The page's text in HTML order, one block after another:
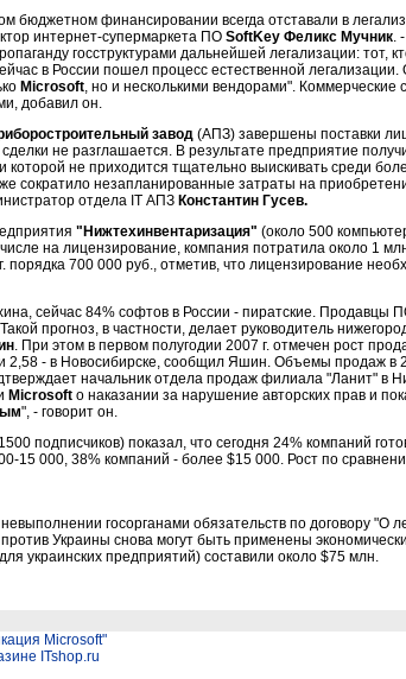
бюджетном финансировании всегда отставали в
интернет-супермаркета ПО SoftKey Феликс Мучник
госструктурами дальнейшей легализации: тот,
в России пошел процесс естественной легализации.
Microsoft , но и несколькими вендорами".
добавил он.
завод (АПЗ) завершены поставки
сделки не разглашается. В результате предприятие
которой не приходится тщательно выискивать среди
сократило незапланированные затраты на
отдела IT АПЗ Константин Гусев.
"Нижтехинвентаризация" (около 500
на лицензирование, компания потратила около 1
порядка 700 000 руб., отметив, что лицензирование
сейчас 84% софтов в России - пиратские. Продавцы
прогноз, в частности, делает руководитель
. При этом в первом полугодии 2007 г. отмечен рост
2,58 - в Новосибирске, сообщил Яшин. Объемы продаж в
начальник отдела продаж филиала "Ланит" в
Microsoft о наказании за нарушение авторских прав и
", - говорит он.
подписчиков) показал, что сегодня 24% компаний
15 000, 38% компаний - более $15 000. Рост по
госорганами обязательств по договору "О
Украины снова могут быть применены
украинских предприятий) составили около $75 млн.
Microsoft"
ITshop.ru